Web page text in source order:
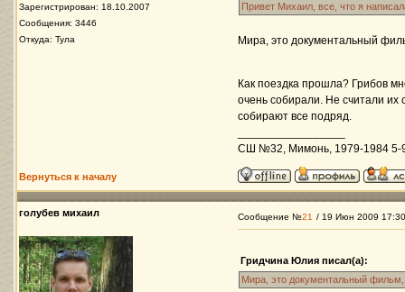
Зарегистрирован: 18.10.2007
Сообщения: 3446
Откуда: Тула
Привет Михаил, все, что я
Мира, это документальный
Как поездка прошла? Грибов
очень собирали. Не считали их
собирают все подряд.
СШ №32, Мимонь, 1979-1984 5-9
Вернуться к началу
голубев михаил Сообщение №21 / 19 Июн 2009 17:30
Гридчина Юлия писал(а):
Мира, это документальный фильм,